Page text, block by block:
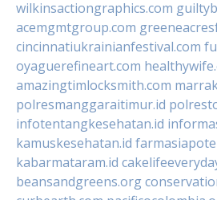
wilkinsactiongraphics.com
acemgmtgroup.com
cincinnatiukrainianfestival.com
oyaguerefineart.com
amazingtimlocksmith.com
polresmanggaraitimur.id
infotentangkesehatan.id
kamuskesehatan.id
kabarmataram.id
beansandgreens.org